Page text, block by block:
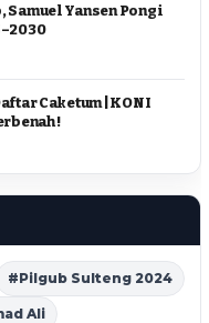
Yansen Pongi
Caketum | KONI
!
#Pilgub Sulteng 2024
Ali